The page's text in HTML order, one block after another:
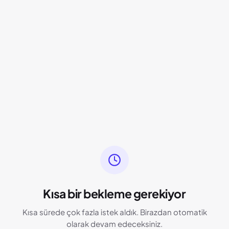
Kısa bir bekleme gerekiyor
Kısa sürede çok fazla istek aldık. Birazdan otomatik
olarak devam edeceksiniz.